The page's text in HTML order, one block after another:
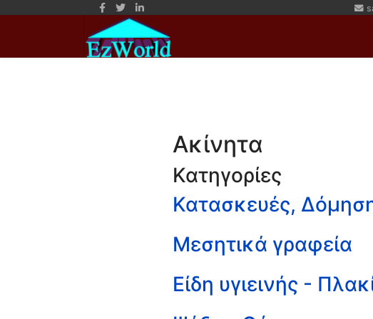
Ακίνητα
Κατηγορίες
Κατασκευές,
Μεσητικά γραφεία
Είδη υγιεινής -